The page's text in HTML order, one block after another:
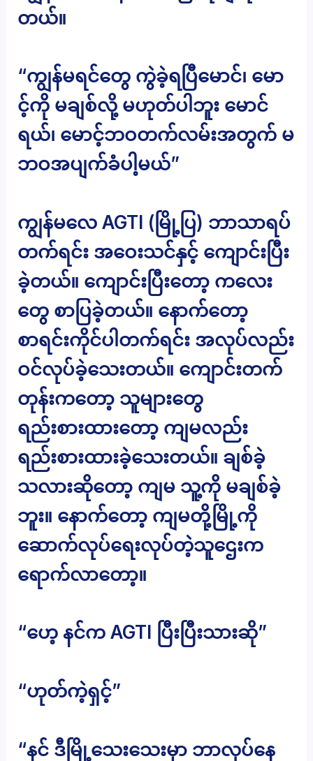
တယ်။
“ကျွန်မရင်တွေ ကွဲခဲ့ရပြီမောင်၊ မော
င့်ကို မချစ်လို့ မဟုတ်ပါဘူး မောင်
ရယ်၊ မောင့်ဘဝတက်လမ်းအတွက် မ
ဘဝအပျက်ခံပါ့မယ်”
ကျွန်မလေ AGTI (မြို့ပြ) ဘာသာရပ်
တက်ရင်း အဝေးသင်နှင့် ကျောင်းပြီး
ခဲ့တယ်။ ကျောင်းပြီးတော့ ကလေး
တွေ စာပြခဲ့တယ်။ နောက်တော့
စာရင်းကိုင်ပါတက်ရင်း အလုပ်လည်း
ဝင်လုပ်ခဲ့သေးတယ်။ ကျောင်းတက်
တုန်းကတော့ သူများတွေ
ရည်းစားထားတော့ ကျမလည်း
ရည်းစားထားခဲ့သေးတယ်။ ချစ်ခဲ့
သလားဆိုတော့ ကျမ သူ့ကို မချစ်ခဲ့
ဘူး။ နောက်တော့ ကျမတို့မြို့ကို
ဆောက်လုပ်ရေးလုပ်တဲ့သူဌေးက
ရောက်လာတော့။
“ဟေ့ နင်က AGTI ပြီးပြီးသားဆို”
“ဟုတ်ကဲ့ရှင့်”
“နင် ဒီမြို့သေးသေးမှာ ဘာလုပ်နေ